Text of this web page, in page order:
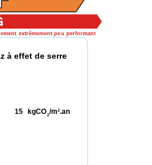
extrêmement peu performant
à effet de serre
kgCO2/m2.an
15